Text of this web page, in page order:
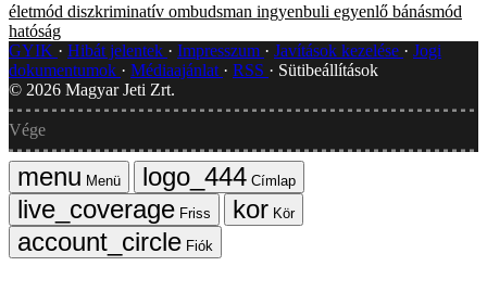
életmód diszkriminatív ombudsman ingyenbuli egyenlő bánásmód
hatóság
GYIK
Hibát jelentek Impresszum Javítások kezelése
Jogi
dokumentumok
Médiaajánlat RSS
Sütibeállítások
© 2026 Magyar Jeti Zrt.
Vége
Menü
Címlap
Friss
Kör
Fiók